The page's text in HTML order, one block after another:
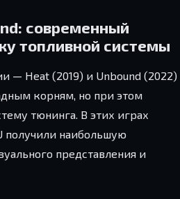
современный
топливной системы
— Heat (2019) и Unbound (2022)
корням, но при этом
тюнинга. В этих играх
получили наибольшую
представления и